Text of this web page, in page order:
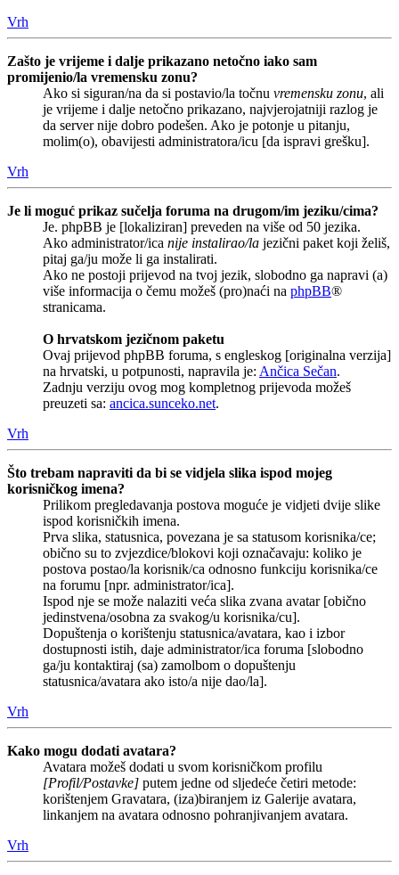
Vrh
Zašto je vrijeme i dalje prikazano netočno iako sam
promijenio/la vremensku zonu?
Ako si siguran/na da si postavio/la točnu vremensku zonu, ali
je vrijeme i dalje netočno prikazano, najvjerojatniji razlog je
da server nije dobro podešen. Ako je potonje u pitanju,
molim(o), obavijesti administratora/icu [da ispravi grešku].
Vrh
Je li moguć prikaz sučelja foruma na drugom/im jeziku/cima?
Je. phpBB je [lokaliziran] preveden na više od 50 jezika.
Ako administrator/ica nije instalirao/la jezični paket koji želiš,
pitaj ga/ju može li ga instalirati.
Ako ne postoji prijevod na tvoj jezik, slobodno ga napravi (a)
više informacija o čemu možeš (pro)naći na phpBB®
stranicama.
O hrvatskom jezičnom paketu
Ovaj prijevod phpBB foruma, s engleskog [originalna verzija]
na hrvatski, u potpunosti, napravila je: Ančica Sečan.
Zadnju verziju ovog mog kompletnog prijevoda možeš
preuzeti sa: ancica.sunceko.net.
Vrh
Što trebam napraviti da bi se vidjela slika ispod mojeg
korisničkog imena?
Prilikom pregledavanja postova moguće je vidjeti dvije slike
ispod korisničkih imena.
Prva slika, statusnica, povezana je sa statusom korisnika/ce;
obično su to zvjezdice/blokovi koji označavaju: koliko je
postova postao/la korisnik/ca odnosno funkciju korisnika/ce
na forumu [npr. administrator/ica].
Ispod nje se može nalaziti veća slika zvana avatar [obično
jedinstvena/osobna za svakog/u korisnika/cu].
Dopuštenja o korištenju statusnica/avatara, kao i izbor
dostupnosti istih, daje administrator/ica foruma [slobodno
ga/ju kontaktiraj (sa) zamolbom o dopuštenju
statusnica/avatara ako isto/a nije dao/la].
Vrh
Kako mogu dodati avatara?
Avatara možeš dodati u svom korisničkom profilu
[Profil/Postavke] putem jedne od sljedeće četiri metode:
korištenjem Gravatara, (iza)biranjem iz Galerije avatara,
linkanjem na avatara odnosno pohranjivanjem avatara.
Vrh